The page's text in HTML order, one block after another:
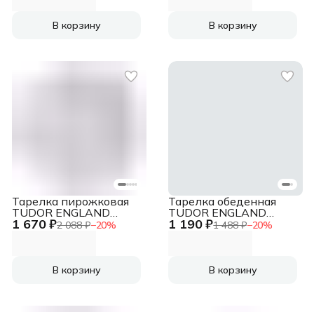
В корзину В корзину
1 670 ₽2 088 ₽−20%
Тарелка пирожковая
TUDOR ENGLAND
Royal Sutton 15 см
В корзину
1 190 ₽1 488 ₽−20%
Тарелка обеденная
TUDOR ENGLAND
Royal Sutton 28 см
В корзину